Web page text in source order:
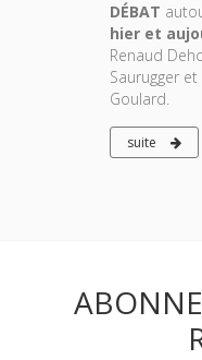
DÉBAT
hier et
Renaud
Saurugger
Goulard.
suite